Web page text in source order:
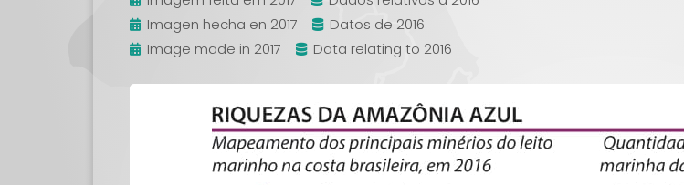
Imagen hecha en 2017
Datos de 2016
Image made in 2017
Data relating to 2016